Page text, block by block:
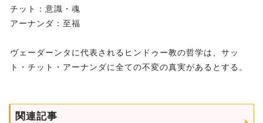
チット：意識・魂
アーナンダ：至福
ヴェーダーンタに代表されるヒンドゥー教の哲学は、サッ
ト・チット・アーナンダに全ての不変の真実があるとする。
関連記事